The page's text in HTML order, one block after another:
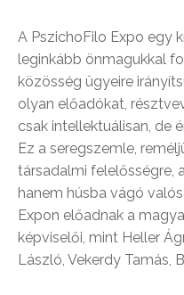
A PszichoFilo Expo egy
leginkább önmagukkal
közösség ügyeire
olyan előadókat,
csak intellektuálisan, de
Ez a seregszemle,
társadalmi felelősségre,
hanem húsba vágó
Expon előadnak a
képviselői, mint Heller
László, Vekerdy Tamás,